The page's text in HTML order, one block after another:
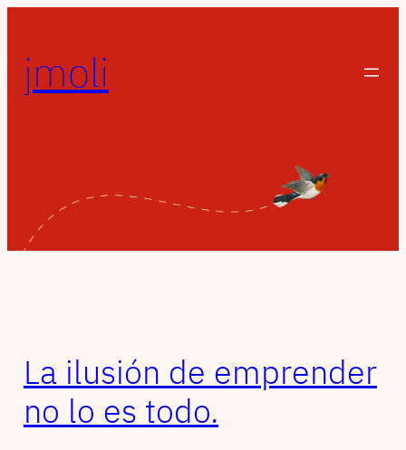
contenido
jmoli
La ilusión de emprender
no lo es todo.